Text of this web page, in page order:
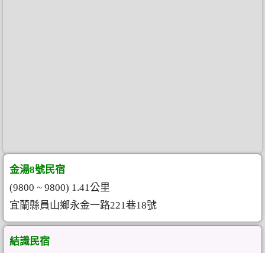
金湯8號民宿
(9800 ~ 9800) 1.41公里
宜蘭縣員山鄉永金一路221巷18號
結識民宿